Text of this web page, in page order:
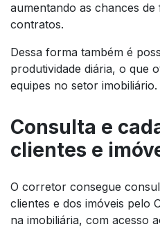
aumentando as chances
contratos.
Dessa forma também é
produtividade diária, o que
equipes no setor imobiliário.
Consulta e
clientes e
O corretor consegue
clientes e dos imóveis pelo
na imobiliária, com acesso